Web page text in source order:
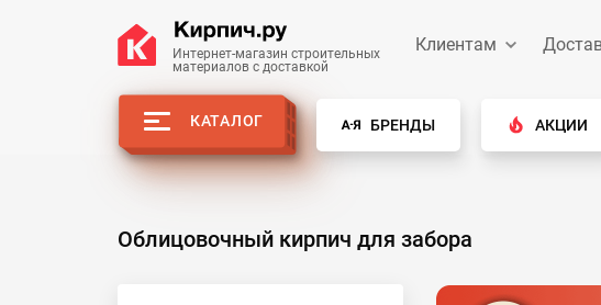
Интернет-магазин строительных
материалов с доставкой
Клиентам
КАТАЛОГ БРЕНДЫ АКЦИИ
Облицовочный кирпич для забора